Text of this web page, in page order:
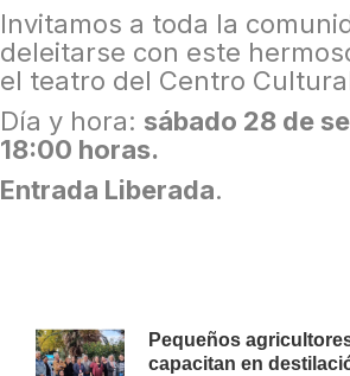
Invitamos a toda la
deleitarse con este
el teatro del Centro
Día y hora: sábado 28 de
18:00 horas.
Entrada Liberada.
Pequeños
capacitan en